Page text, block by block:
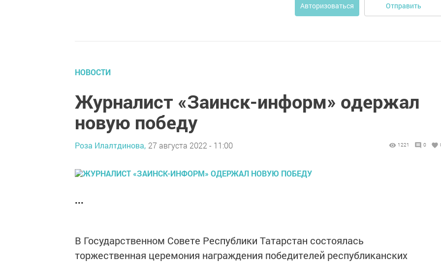
Авторизоваться Отправить
НОВОСТИ
Журналист «Заинск-информ» одержал
новую победу
Роза Илалтдинова, 27 августа 2022 - 11:00 1221 0
...
В Государственном Совете Республики Татарстан состоялась
торжественная церемония награждения победителей республиканских